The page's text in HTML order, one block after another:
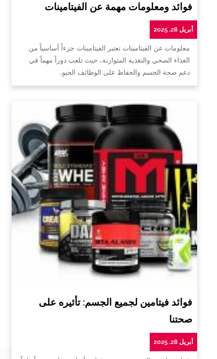
فوائد ومعلومات مهمة عن الفيتامينات
أبريل 28, 2025
معلومات عن الفيتامينات تعتبر الفيتامينات جزءاً أساسياً من
الغذاء الصحي والتغذية المتوازنة، حيث تلعب دوراً مهماً في
دعم صحة الجسم والحفاظ على الوظائف الحيو…
فوائد فيتامين لجميع الجسم: تأثيره على
صحتنا
أبريل 28, 2025